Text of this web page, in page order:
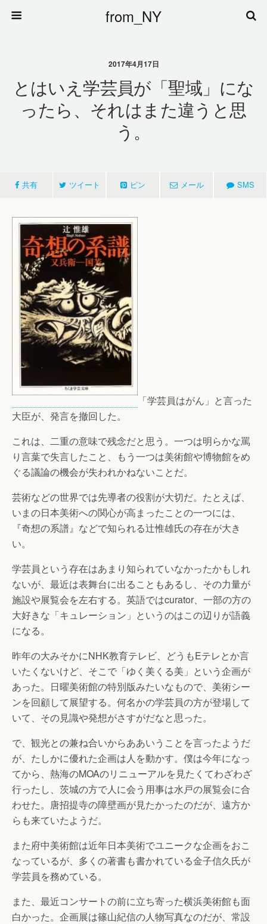
from_NY
2017年4月17日
とはいえ学芸員が「聖域」にな
ったら、それはまた違うと思
う。
共有 ツイート ピン メール SMS
「学芸員はがん」と言った
大臣が、発言を撤回した。
これは、二重の意味で残念だと思う。一つは明らかな罵
り言葉で失言したこと、もう一つは美術館や博物館をめ
ぐる議論の機会が失われかねないことだ。
芸術などの世界では先導者の役割が大切だ。たとえば、
いまの日本美術への関心が高まったことの一つには、
『奇想の系譜』などで知られる辻惟雄氏の存在が大き
い。
学芸員という存在はあまり知られていなかったかもしれ
ないが、最近は表舞台に出ることもあるし、その力量が
施設や展覧会を左右する。英語ではcurator、一部の方の
大好きな「キュレーション」というのはこの辺りが語義
になる。
昨年の大みそかにNHK教育テレビ、どうもEテレとか言
いたくないけど、そこで「ゆく美くる美」という企画が
あった。日曜美術館の特別版みたいなもので、美術シー
ンを回顧して展望する。何名かの学芸員の方が登場して
いて、その見識や発想がさすがだなと思った。
で、観光との兼ね合いからああいうことを言ったようだ
が、たしかに優れた企画は人を動かす。僕は今年になっ
てから、熱海のMOAのリニューアルを見たくてわざわざ
行ったし、茨城の方で人に会う用事は水戸の展覧会に合
わせた。唐招提寺の障壁画が見たかったのだが、遠方か
らも来ていたようだ。
また府中美術館は近年日本美術でユニークな企画をおこ
なっているが、多くの著書も書かれている金子信久氏が
学芸員を務めている。
また、最近コンサートの前に立ち寄った横浜美術館も面
白かった。企画展は篠山紀信の人物写真なのだが、常設